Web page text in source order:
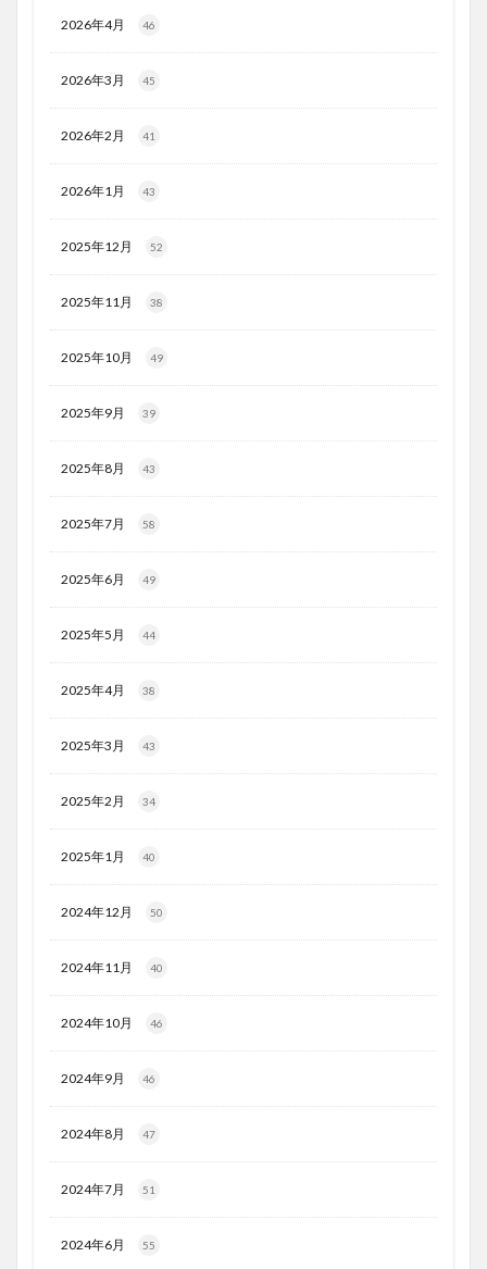
2026年4月 46
2026年3月 45
2026年2月 41
2026年1月 43
2025年12月 52
2025年11月 38
2025年10月 49
2025年9月 39
2025年8月 43
2025年7月 58
2025年6月 49
2025年5月 44
2025年4月 38
2025年3月 43
2025年2月 34
2025年1月 40
2024年12月 50
2024年11月 40
2024年10月 46
2024年9月 46
2024年8月 47
2024年7月 51
2024年6月 55